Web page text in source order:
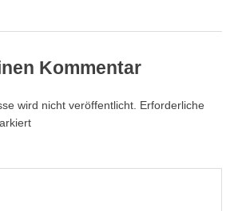
Kommentar
wird nicht veröffentlicht. Erforderliche